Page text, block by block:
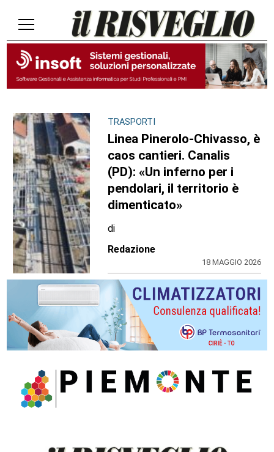
TRASPORTI
Linea Pinerolo-Chivasso, è
caos cantieri. Canalis
(PD): «Un inferno per i
pendolari, il territorio è
dimenticato»
di
Redazione
18 MAGGIO 2026